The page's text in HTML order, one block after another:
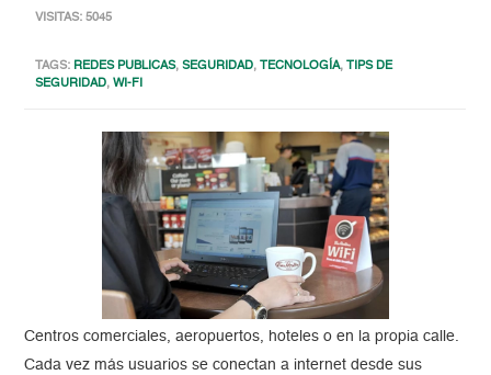
VISITAS: 5045
TAGS: REDES PUBLICAS,SEGURIDAD, TECNOLOGÍA, TIPS DE
SEGURIDAD,WI-FI
Centros comerciales, aeropuertos, hoteles o en la propia calle.
Cada vez más usuarios se conectan a internet desde sus